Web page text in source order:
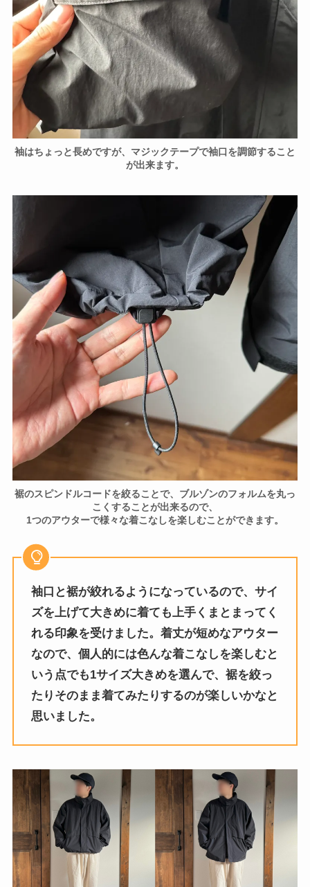
袖はちょっと長めですが、マジックテープで袖口を調節すること
が出来ます。
裾のスピンドルコードを絞ることで、ブルゾンのフォルムを丸っ
こくすることが出来るので、
1つのアウターで様々な着こなしを楽しむことができます。
袖口と裾が絞れるようになっているので、サイ
ズを上げて大きめに着ても上手くまとまってく
れる印象を受けました。着丈が短めなアウター
なので、個人的には色んな着こなしを楽しむと
いう点でも1サイズ大きめを選んで、裾を絞っ
たりそのまま着てみたりするのが楽しいかなと
思いました。